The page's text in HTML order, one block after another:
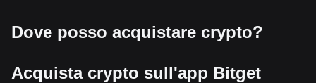
Dove posso acquistare crypto?
Acquista crypto sull'app Bitget